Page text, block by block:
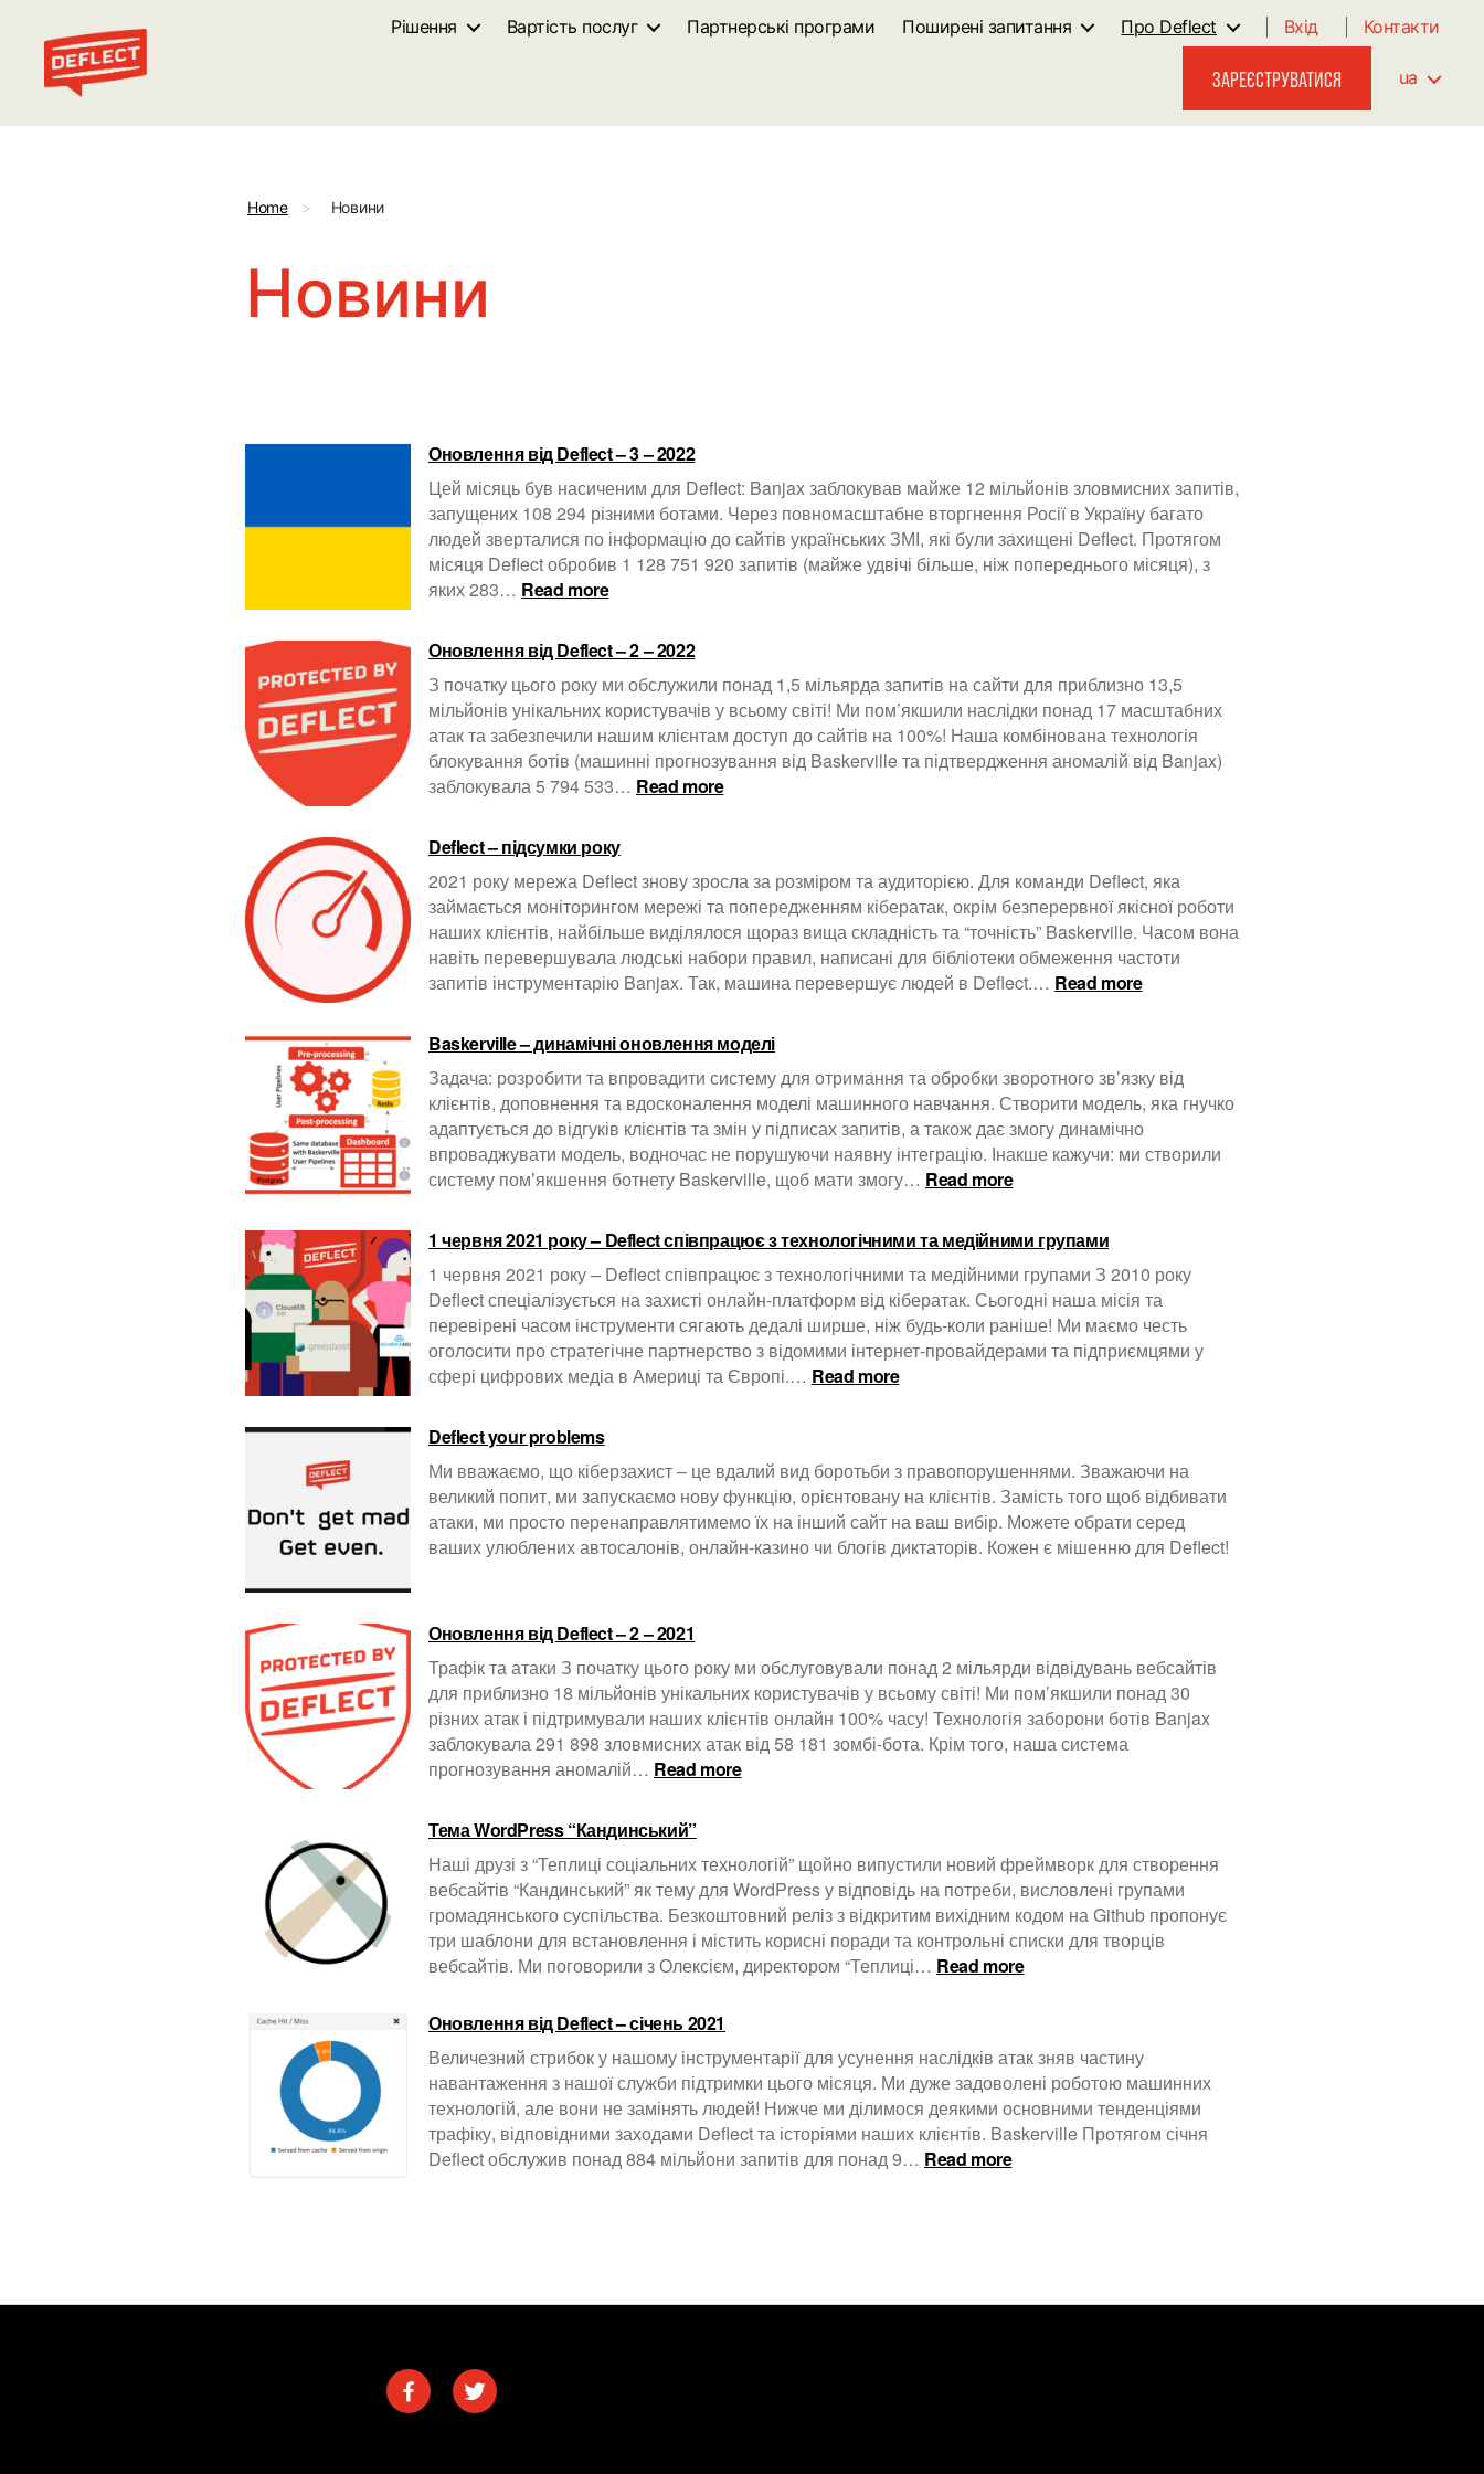
Рішення Вартість послуг Партнерські програми Поширені запитання Про Deflect Вхід Контакти
ЗАРЕЄСТРУВАТИСЯ ua
Home > Новини
Новини
Оновлення від Deflect – 3 – 2022
Цей місяць був насиченим для Deflect: Banjax заблокував майже 12 мільйонів зловмисних запитів,
запущених 108 294 різними ботами. Через повномасштабне вторгнення Росії в Україну багато
людей зверталися по інформацію до сайтів українських ЗМІ, які були захищені Deflect. Протягом
місяця Deflect обробив 1 128 751 920 запитів (майже удвічі більше, ніж попереднього місяця), з
яких 283… Read more:
Deflect
3
–
2022
Оновлення від Deflect – 2 – 2022
З початку цього року ми обслужили понад 1,5 мільярда запитів на сайти для приблизно 13,5
мільйонів унікальних користувачів у всьому світі! Ми пом’якшили наслідки понад 17 масштабних
атак та забезпечили нашим клієнтам доступ до сайтів на 100%! Наша комбінована технологія
блокування ботів (машинні прогнозування від Baskerville та підтвердження аномалій від Banjax)
заблокувала 5 794 533… Read more:
2
–
2022
Deflect – підсумки року
2021 року мережа Deflect знову зросла за розміром та аудиторією. Для команди Deflect, яка
займається моніторингом мережі та попередженням кібератак, окрім безперервної якісної роботи
наших клієнтів, найбільше виділялося щораз вища складність та “точність” Baskerville. Часом вона
навіть перевершувала людські набори правил, написані для бібліотеки обмеження частоти
запитів інструментарію Banjax. Так, машина перевершує людей в Deflect.… Read more:
року
Baskerville – динамічні оновлення моделі
Задача: розробити та впровадити систему для отримання та обробки зворотного зв’язку від
клієнтів, доповнення та вдосконалення моделі машинного навчання. Створити модель, яка гнучко
адаптується до відгуків клієнтів та змін у підписах запитів, а також дає змогу динамічно
впроваджувати модель, водночас не порушуючи наявну інтеграцію. Інакше кажучи: ми створили
систему помʼякшення ботнету Baskerville, щоб мати змогу… Read more:
динамічні
оновлення
моделі
1 червня 2021 року – Deflect співпрацює з технологічними та медійними групами
1 червня 2021 року – Deflect співпрацює з технологічними та медійними групами З 2010 року
Deflect спеціалізується на захисті онлайн-платформ від кібератак. Сьогодні наша місія та
перевірені часом інструменти сягають дедалі ширше, ніж будь-коли раніше! Ми маємо честь
оголосити про стратегічне партнерство з відомими інтернет-провайдерами та підприємцями у
сфері цифрових медіа в Америці та Європі.… Read more:
–
Deflect
співпрацює
з
Deflect your problems
Ми вважаємо, що кіберзахист – це вдалий вид боротьби з правопорушеннями. Зважаючи на
великий попит, ми запускаємо нову функцію, орієнтовану на клієнтів. Замість того щоб відбивати
атаки, ми просто перенаправлятимемо їх на інший сайт на ваш вибір. Можете обрати серед
ваших улюблених автосалонів, онлайн-казино чи блогів диктаторів. Кожен є мішенню для Deflect!
Оновлення від Deflect – 2 – 2021
Трафік та атаки З початку цього року ми обслуговували понад 2 мільярди відвідувань вебсайтів
для приблизно 18 мільйонів унікальних користувачів у всьому світі! Ми пом’якшили понад 30
різних атак і підтримували наших клієнтів онлайн 100% часу! Технологія заборони ботів Banjax
заблокувала 291 898 зловмисних атак від 58 181 зомбі-бота. Крім того, наша система
прогнозування аномалій… Read more:
2
–
2021
Тема WordPress “Кандинський”
Наші друзі з “Теплиці соціальних технологій” щойно випустили новий фреймворк для створення
вебсайтів “Кандинський” як тему для WordPress у відповідь на потреби, висловлені групами
громадянського суспільства. Безкоштовний реліз з відкритим вихідним кодом на Github пропонує
три шаблони для встановлення і містить корисні поради та контрольні списки для творців
вебсайтів. Ми поговорили з Олексієм, директором “Теплиці… Read more:
Оновлення від Deflect – січень 2021
Величезний стрибок у нашому інструментарії для усунення наслідків атак зняв частину
навантаження з нашої служби підтримки цього місяця. Ми дуже задоволені роботою машинних
технологій, але вони не замінять людей! Нижче ми ділимося деякими основними тенденціями
трафіку, відповідними заходами Deflect та історіями наших клієнтів. Baskerville Протягом січня
Deflect обслужив понад 884 мільйони запитів для понад 9… Read more: